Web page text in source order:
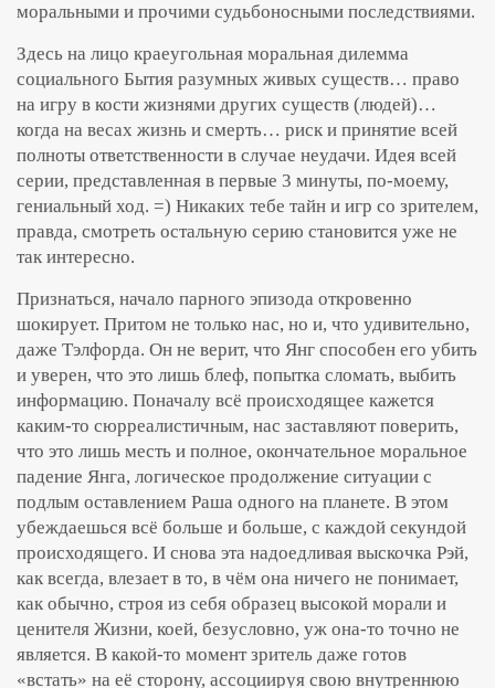
моральными и прочими судьбоносными последствиями.
Здесь на лицо краеугольная моральная дилемма
социального Бытия разумных живых существ… право
на игру в кости жизнями других существ (людей)…
когда на весах жизнь и смерть… риск и принятие всей
полноты ответственности в случае неудачи. Идея всей
серии, представленная в первые 3 минуты, по-моему,
гениальный ход. =) Никаких тебе тайн и игр со зрителем,
правда, смотреть остальную серию становится уже не
так интересно.
Признаться, начало парного эпизода откровенно
шокирует. Притом не только нас, но и, что удивительно,
даже Тэлфорда. Он не верит, что Янг способен его убить
и уверен, что это лишь блеф, попытка сломать, выбить
информацию. Поначалу всё происходящее кажется
каким-то сюрреалистичным, нас заставляют поверить,
что это лишь месть и полное, окончательное моральное
падение Янга, логическое продолжение ситуации с
подлым оставлением Раша одного на планете. В этом
убеждаешься всё больше и больше, с каждой секундой
происходящего. И снова эта надоедливая выскочка Рэй,
как всегда, влезает в то, в чём она ничего не понимает,
как обычно, строя из себя образец высокой морали и
ценителя Жизни, коей, безусловно, уж она-то точно не
является. В какой-то момент зритель даже готов
«встать» на её сторону, ассоциируя свою внутреннюю